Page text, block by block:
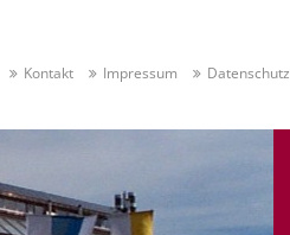
Kontakt Impressum Datenschutz